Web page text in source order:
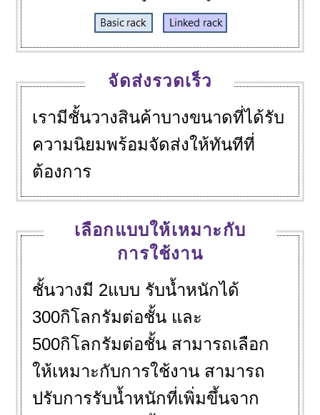
จัดส่งรวดเร็ว
เรามีชั้นวางสินค้าบางขนาดที่ได้รับ
ความนิยมพร้อมจัดส่งให้ทันทีที่
ต้องการ
เลือกแบบให้เหมาะกับ
การใช้งาน
ชั้นวางมี 2แบบ รับน้ำหนักได้
300กิโลกรัมต่อชั้น และ
500กิโลกรัมต่อชั้น สามารถเลือก
ให้เหมาะกับการใช้งาน สามารถ
ปรับการรับน้ำหนักที่เพิ่มขึ้นจาก